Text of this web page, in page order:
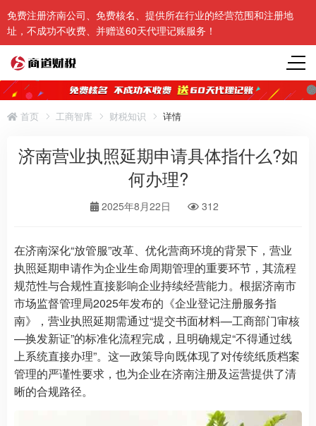
免费注册济南公司、免费核名、提供所在行业的经营范围和注册地
址，不成功不收费、并赠送60天代理记账服务！
首页 工商智库 财税知识 详情
济南营业执照延期申请具体指什么?如
何办理?
2025年8月22日 312
在济南深化“放管服”改革、优化营商环境的背景下，营业
执照延期申请作为企业生命周期管理的重要环节，其流程
规范性与合规性直接影响企业持续经营能力。根据济南市
市场监督管理局2025年发布的《企业登记注册服务指
南》，营业执照延期需通过“提交书面材料—工商部门审核
—换发新证”的标准化流程完成，且明确规定“不得通过线
上系统直接办理”。这一政策导向既体现了对传统纸质档案
管理的严谨性要求，也为企业在济南注册及运营提供了清
晰的合规路径。